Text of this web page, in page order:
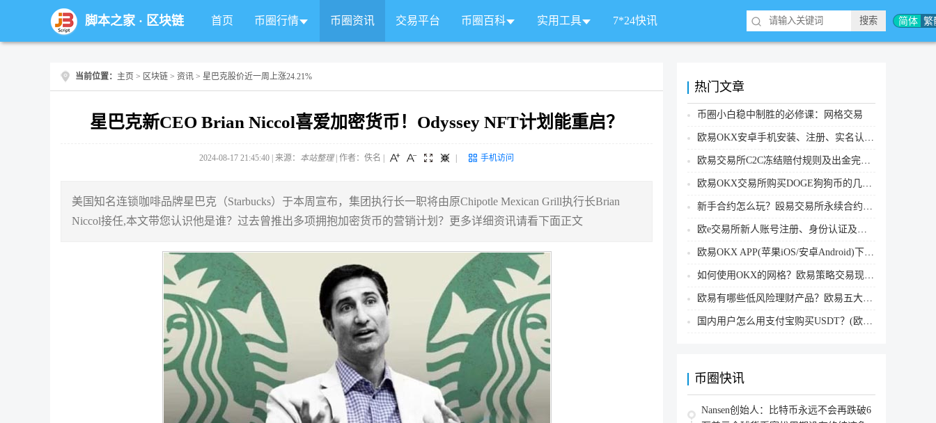
简体 繁
脚本之家· 区块链 首页 币圈行情 币圈资讯 交易平台 币圈百科 实用工具 7*24快讯
当前位置： 主页 > 区块链 > 资讯 > 星巴克股价近一周上涨24.21%
星巴克新CEO Brian Niccol喜爱加密货币！Odyssey NFT计划能重启？
2024-08-17 21:45:40 | 来源： 本站整理| 作者：佚名 手机访问
美国知名连锁咖啡品牌星巴克（Starbucks）于本周宣布，集团执行长一职将由原Chipotle Mexican Grill执行长Brian
Niccol接任,本文带您认识他是谁？过去曾推出多项拥抱加密货币的营销计划？更多详细资讯请看下面正文
热门文章
币圈小白稳中制胜的必修课：网格交易
欧易OKX安卓手机安装、注册、实名认证、买币转账新手实操教程
欧易交易所C2C冻结赔付规则及出金完整流程
欧易OKX交易所购买DOGE狗狗币的几个方式汇总
新手合约怎么玩？殴易交易所永续合约操作步骤教程(APP/Web端)
欧e交易所新人账号注册、身份认证及安全设置教程
欧易OKX APP(苹果iOS/安卓Android)下载图文教程
如何使用OKX的网格？欧易策略交易现货网格新手操作流程
欧易有哪些低风险理财产品？欧易五大低风险理财产品详细介绍
国内用户怎么用支付宝购买USDT？(欧易交易所为例)
币圈快讯
Nansen创始人：比特币永远不会再跌破6